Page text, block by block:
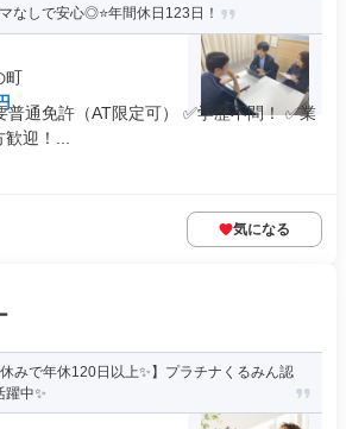
なしで安心◎⭐年間休日123日！
町
普通免許（AT限定可） ✅学歴不問！ ✅業
迎！...
気になる
休みで年休120日以上✨】プラチナくるみん認
躍中✨